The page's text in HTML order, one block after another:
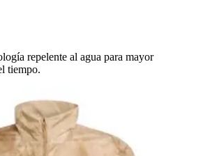
repelente al agua para mayor
tiempo.